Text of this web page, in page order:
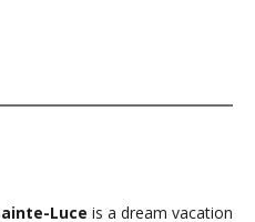
Luce is a dream vacation